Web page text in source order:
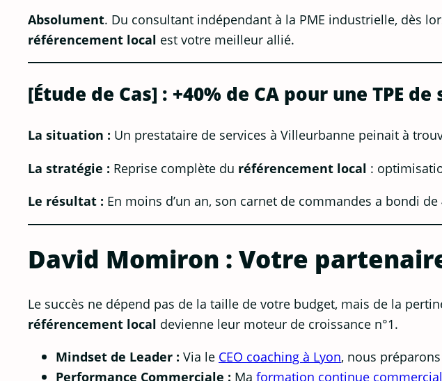
Absolument. Du consultant indépendant à la PME industrielle, dès
référencement local est votre meilleur allié.
[Étude de Cas] : +40% de CA pour une TPE de
La situation : Un prestataire de services à Villeurbanne peinait à
La stratégie : Reprise complète du référencement local :
Le résultat : En moins d’un an, son carnet de commandes a bondi
David Momiron : Votre
Le succès ne dépend pas de la taille de votre budget, mais de la
référencement local devienne leur moteur de croissance n°1.
Mindset de Leader : Via le CEO coaching à Lyon, nous
Performance Commerciale : Ma formation continue